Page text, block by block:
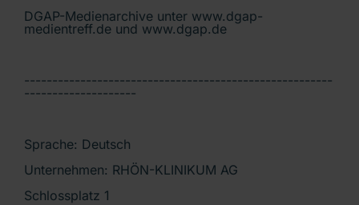
DGAP-Medienarchive unter www.dgap-
medientreff.de und www.dgap.de
-------------------------------------------------------
--------------------
Sprache: Deutsch
Unternehmen: RHÖN-KLINIKUM AG
Schlossplatz 1